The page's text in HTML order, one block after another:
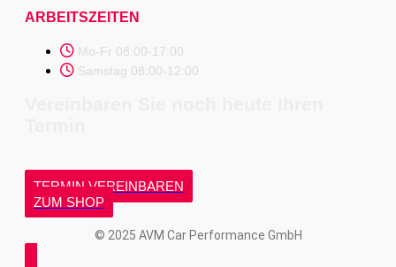
ARBEITSZEITEN
Mo-Fr 08:00-17:00
Samstag 08:00-12:00
TERMIN VEREINBAREN
ZUM SHOP
© 2025 AVM Car Performance GmbH